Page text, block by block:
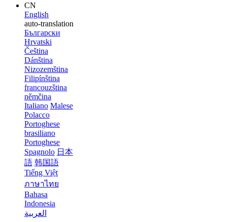
CN
English
auto-translation
Български
Hrvatski
Čeština
Dánština
Nizozemština
Filipínština
francouzština
němčina
Italiano Malese
Polacco
Portoghese
brasiliano
Portoghese
Spagnolo 日本
語 韩国語
Tiếng Việt
ภาษาไทย
Bahasa
Indonesia
العربية